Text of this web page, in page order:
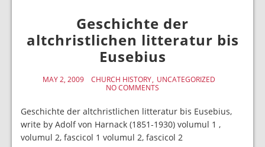
Geschichte der
altchristlichen litteratur bis
Eusebius
MAY 2, 2009 CHURCH HISTORY UNCATEGORIZED
NO COMMENTS
Geschichte der altchristlichen litteratur bis Eusebius,
write by Adolf von Harnack (1851-1930) volumul 1 ,
volumul 2, fascicol 1 volumul 2, fascicol 2